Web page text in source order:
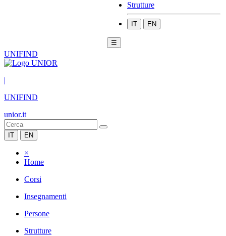
Strutture
IT EN
☰
UNIFIND
|
UNIFIND
unior.it
IT EN
×
Home
Corsi
Insegnamenti
Persone
Strutture